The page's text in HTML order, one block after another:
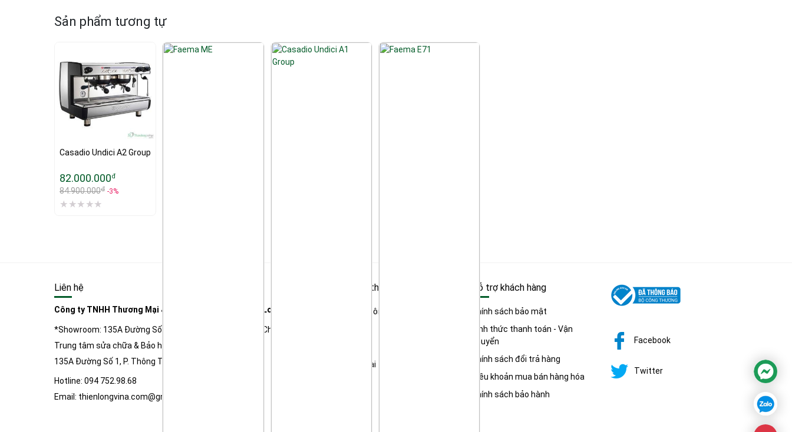
Sản phẩm tương tự
Casadio Undici A2 Group
82.000.000đ
84.900.000đ -3%
Liên hệ
Công ty TNHH Thương Mại & Kỹ Thuật Điện Tử Thiên Long
*Showroom: 135A Đường Số 1, P. Thông Tây Hội, TP Hồ Chí Minh
Trung tâm sửa chữa & Bảo hành sản phẩm:
135A Đường Số 1, P. Thông Tây Hội, TP Hồ Chí Minh
Hotline: 094 752.98.68
Email: thienlongvina.com@gmail.com
Tìm hiểu thêm
Về chúng tôi
Khuyến mại
Hỗ trợ khách hàng
Chính sách bảo mật
Hình thức thanh toán - Vận
chuyển
Chính sách đổi trả hàng
Điều khoản mua bán hàng hóa
Chính sách bảo hành
Facebook
Twitter